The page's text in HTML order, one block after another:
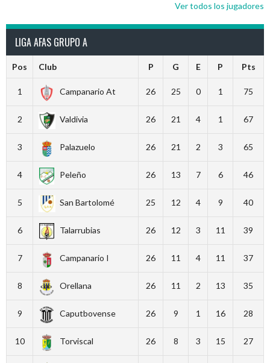
Ver todos los jugadores
LIGA AFAS GRUPO A
Pos Club P G E P Pts
1 Campanario At 26 25 0 1 75
2 Valdivia 26 21 4 1 67
3 Palazuelo 26 21 2 3 65
4 Peleño 26 13 7 6 46
5 San Bartolomé 25 12 4 9 40
6 Talarrubias 26 12 3 11 39
7 Campanario I 26 11 4 11 37
8 Orellana 26 11 2 13 35
9 Caputbovense 26 9 1 16 28
10 Torviscal 26 8 3 15 27